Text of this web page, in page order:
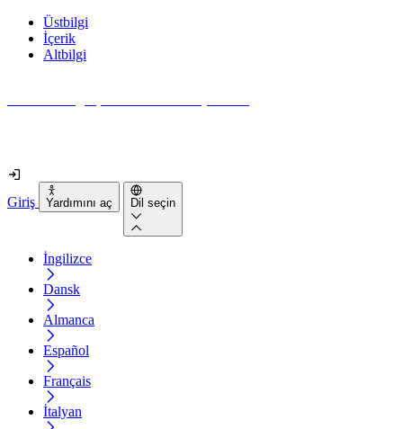
Üstbilgi
İçerik
Altbilgi
Giriş Yardımını aç Dil seçin
İngilizce
Dansk
Almanca
Español
Français
İtalyan